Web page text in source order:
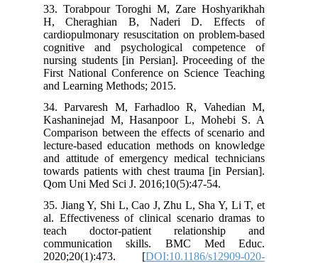
33. Torabpour Toroghi M, Zare
H, Cheraghian B, Naderi D.
cardiopulmonary resuscitation on
cognitive and psychological
nursing students [in Persian].
First National Conference on Science
and Learning Methods; 2015.
34. Parvaresh M, Farhadloo R,
Kashaninejad M, Hasanpoor L,
Comparison between the effects of
lecture-based education methods on
and attitude of emergency medical
towards patients with chest trauma [in
Qom Uni Med Sci J. 2016;10(5):47-54.
35. Jiang Y, Shi L, Cao J, Zhu L, Sha
al. Effectiveness of clinical scenario
teach doctor-patient
communication skills. BMC
2020;20(1):473. [DOI:10.1186/